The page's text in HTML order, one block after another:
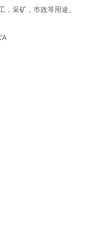
，采矿，市政等用途。